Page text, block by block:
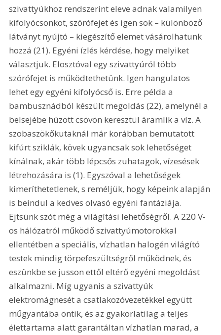
szivattyúkhoz rendszerint eleve adnak valamilyen
kifolyócsonkot, szórófejet és igen sok – különböző
látványt nyújtó – kiegészítő elemet vásárolhatunk
hozzá (21). Egyéni ízlés kérdése, hogy melyiket
választjuk. Elosztóval egy szivattyúról több
szórófejet is működtethetünk. Igen hangulatos
lehet egy egyéni kifolyócső is. Erre példa a
bambusznádból készült megoldás (22), amelynél a
belsejébe húzott csövön keresztül áramlik a víz. A
szobaszökőkutaknál már korábban bemutatott
kifúrt sziklák, kövek ugyancsak sok lehetőséget
kínálnak, akár több lépcsős zuhatagok, vízesések
létrehozására is (1). Egyszóval a lehetőségek
kimeríthetetlenek, s reméljük, hogy képeink alapján
is beindul a kedves olvasó egyéni fantáziája.
Ejtsünk szót még a világítási lehetőségről. A 220 V-
os hálózatról működő szivattyúmotorokkal
ellentétben a speciális, vízhatlan halogén világító
testek mindig törpefeszültségről működnek, és
eszünkbe se jusson ettől eltérő egyéni megoldást
alkalmazni. Míg ugyanis a szivattyúk
elektromágnesét a csatlakozóvezetékkel együtt
műgyantába öntik, és az gyakorlatilag a teljes
élettartama alatt garantáltan vízhatlan marad, a